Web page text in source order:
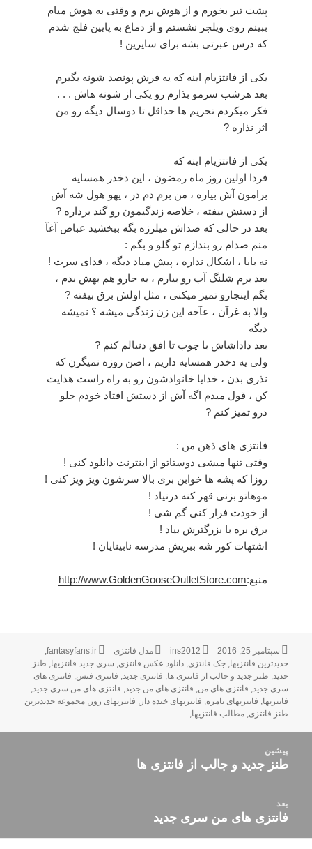
پشت تیر بخورم و از هوش برم و وقتی به هوش میام
ببینم روی ویلچر نشستم و از دماغ به پایین فلج شدم
که درس عبرتی بشه برای سایرین !
یکی از فانتزیام اینه که یه فرش پونصد شونه بگیرم
بعد هرشب سرمو بذارم رو یکی از شونه هاش . . .
فکر میکردم تحریم ها حداقل تا دوسال دیگه رو من
اثر نذاره ?
یکی از فانتزیام اینه که
فردا اولین روز ماه رمضون ، این دخدر همسایه
برامون آش بیاره ، من برم دم در ، یهو هول شه آش
از دستش بیفته ، خلاصه زندگیمون رو گند برداره ?
بعد در حالی که صداش میلرزه بگه ببخشید عباص آغآ
منم صدام رو بندازم تو گلو و بگم :
نه بابا ، اشکال نداره ، پیش میاد دیگه ، فدای سرت !
بعد برم شلنگ آب رو بیارم ، یه جارو هم بهش بدم ،
بگم اینجارو تمیز میکنی ، مثل اولش برق بیفته ?
والا به غرآن ، عآخه این زن زندگی میشه ؟ نمیشه
دیگه
بعد داداشاش با چوب تا افق دنبالم کنم ?
ولی یه دخدر همسایه داریم ، اصن روزه نمیگرن که
نذری بدن ، خدایا خانوادشون رو به راه راست هدایت
کن ، قول میدم اگه آش از دستش افتاد خودم جلو
درو تمیز کنم ?
فانتزی های ذهن من :
وقتی تنها میشی دوستاتو از اینترنت دانلود کنی !
روزا که پشه ها خوابن بری بالا سرشون ویز ویز کنی !
موهاتو بزنی قهر کنه درنیاد !
از خودت فرار کنی گم شی !
برق بره با بزرگترش بیاد !
اشتهات کور شه ببریش مدرسه نابینایان !
منبع:http://www.GoldenGooseOutletStore.com
ارسال
شده
در
سپتامبر 25, 2016 نویسنده
ins2012 دسته‌ها
مدل فانتزی برچسب‌ها
fantasyfans.ir
جدیدترین فانتزیها ,جک فانتزی ,دانلود عکس فانتزی سری جدید فانتزیها طنز
جدید
طنز جدید و جالب از فانتزی ها فانتزی جدید فانتزی فنس فانتزی های
سری جدید
فانتزی های من فانتزی های من جدید فانتزی های من سری جدید
فانتزیها فانتزیهای بامزه فانتزیهای خنده دار فانتزیهای روز ,مجموعه جدیدترین
طنز فانتزی ,مطالب فانتزیها;
نوشته
پیشین
نوشته
طنز جدید و جالب از فانتزی ها
بعد
نوشته
فانتزی های من سری جدید